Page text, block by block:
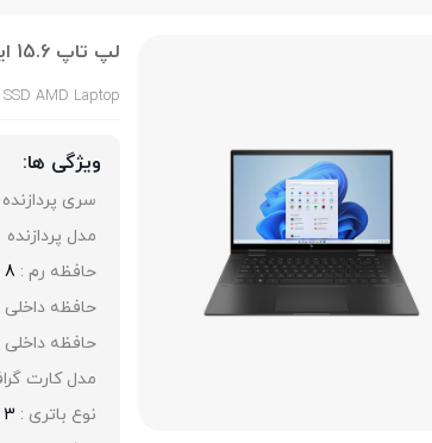
لپ تاپ 15.6 اینچی اچ پی مدل ENVY X360 15-EY0013DX-A Ryzen 5
AMD Laptop
ویژگی ها:
سری
مدل پردازنده
حافظه رم : 8 گیگابایت
حافظه داخلی H.D.D :
حافظه داخلی S.S.D :
مدل کارت
نوع باتری : 3 سلولی